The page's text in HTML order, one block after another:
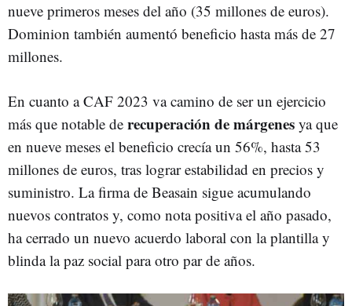
nueve primeros meses del año (35 millones de euros).
Dominion también aumentó beneficio hasta más de 27
millones.
En cuanto a CAF 2023 va camino de ser un ejercicio
más que notable de recuperación de márgenes ya que
en nueve meses el beneficio crecía un 56%, hasta 53
millones de euros, tras lograr estabilidad en precios y
suministro. La firma de Beasain sigue acumulando
nuevos contratos y, como nota positiva el año pasado,
ha cerrado un nuevo acuerdo laboral con la plantilla y
blinda la paz social para otro par de años.